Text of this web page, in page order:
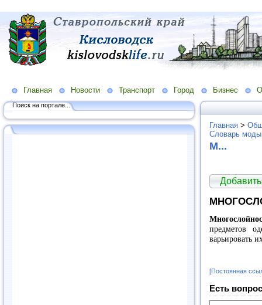
Главная Новости Транспорт Город Бизнес
Поиск на портале...
Главная >
Словарь
М...
предметов
варьировать
[Постоянная
Есть